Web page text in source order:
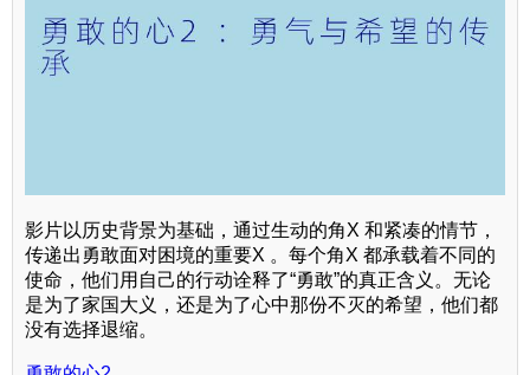
影片以历史背景为基础，通过生动的角X 和紧凑的情节，
传递出勇敢面对困境的重要X 。每个角X 都承载着不同的
使命，他们用自己的行动诠释了“勇敢”的真正含义。无论
是为了家国大义，还是为了心中那份不灭的希望，他们都
没有选择退缩。